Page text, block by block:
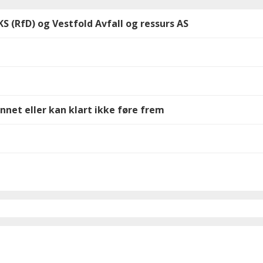
(RfD) og Vestfold Avfall og ressurs AS
eller kan klart ikke føre frem